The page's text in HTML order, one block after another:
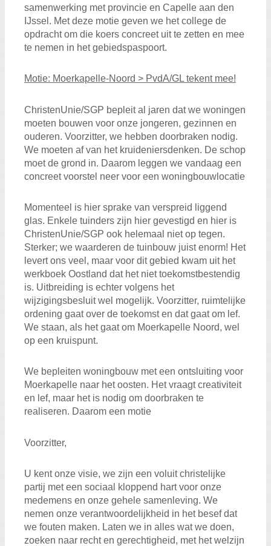
samenwerking met provincie en Capelle aan den
IJssel. Met deze motie geven we het college de
opdracht om die koers concreet uit te zetten en mee
te nemen in het gebiedspaspoort.
Motie: Moerkapelle-Noord > PvdA/GL tekent mee!
ChristenUnie/SGP bepleit al jaren dat we woningen
moeten bouwen voor onze jongeren, gezinnen en
ouderen. Voorzitter, we hebben doorbraken nodig.
We moeten af van het kruideniersdenken. De schop
moet de grond in. Daarom leggen we vandaag een
concreet voorstel neer voor een woningbouwlocatie
Momenteel is hier sprake van verspreid liggend
glas. Enkele tuinders zijn hier gevestigd en hier is
ChristenUnie/SGP ook helemaal niet op tegen.
Sterker; we waarderen de tuinbouw juist enorm! Het
levert ons veel, maar voor dit gebied kwam uit het
werkboek Oostland dat het niet toekomstbestendig
is. Uitbreiding is echter volgens het
wijzigingsbesluit wel mogelijk. Voorzitter, ruimtelijke
ordening gaat over de toekomst en dat gaat om lef.
We staan, als het gaat om Moerkapelle Noord, wel
op een kruispunt.
We bepleiten woningbouw met een ontsluiting voor
Moerkapelle naar het oosten. Het vraagt creativiteit
en lef, maar het is nodig om doorbraken te
realiseren. Daarom een motie
Voorzitter,
U kent onze visie, we zijn een voluit christelijke
partij met een sociaal kloppend hart voor onze
medemens en onze gehele samenleving. We
nemen onze verantwoordelijkheid in het besef dat
we fouten maken. Laten we in alles wat we doen,
zoeken naar recht en gerechtigheid, met het welzijn